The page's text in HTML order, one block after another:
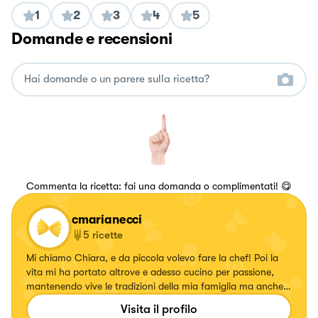
1 2 3 4 5
Domande e recensioni
Commenta la ricetta: fai una domanda o complimentati! 😋
cmarianecci
5 ricette
Mi chiamo Chiara, e da piccola volevo fare la chef! Poi la
vita mi ha portato altrove e adesso cucino per passione,
mantenendo vive le tradizioni della mia famiglia ma anche
sperimentando. Le mie cavie sono mio marito e i miei figli,
nonché gli amici che invitiamo a casa! Mi divido tra lavoro,
Visita il profilo